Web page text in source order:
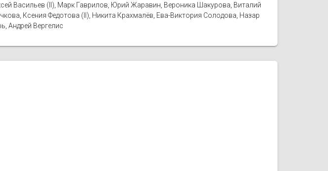
Васильев (II), Марк Гаврилов, Юрий Жаравин, Вероника Шакурова, Виталий
Ксения Федотова (II), Никита Крахмалёв, Ева-Виктория Солодова, Назар
Андрей Вергелис